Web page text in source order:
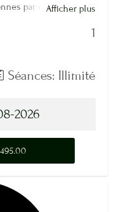
par cours
11h
de 12h15 à 13h15
Afficher plus
1
Séances: Illimité
2026